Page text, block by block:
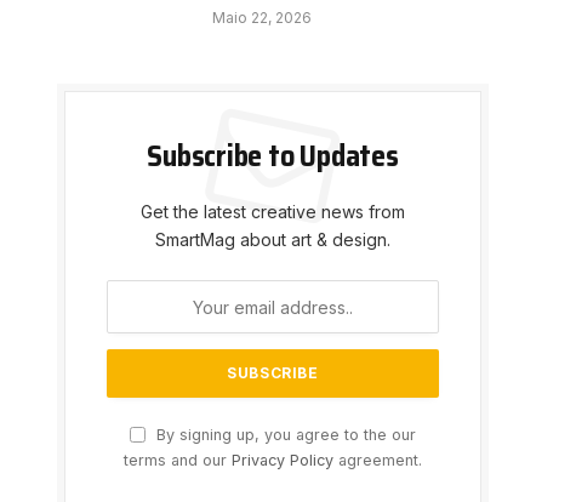
Maio 22, 2026
Subscribe to Updates
Get the latest creative news from
SmartMag about art & design.
By signing up, you agree to the our
terms and our Privacy Policy agreement.